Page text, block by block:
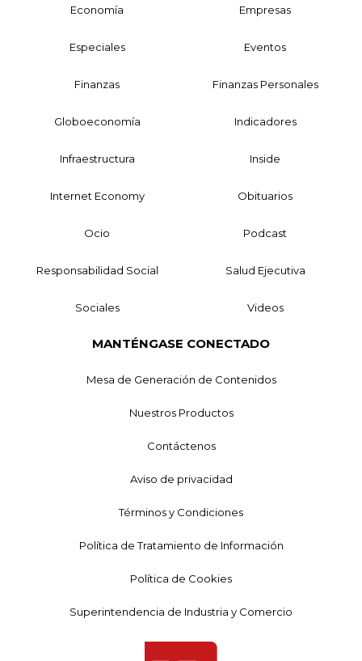
Economía Empresas
Especiales Eventos
Finanzas Finanzas Personales
Globoeconomía Indicadores
Infraestructura Inside
Internet Economy Obituarios
Ocio Podcast
Responsabilidad Social Salud Ejecutiva
Sociales Videos
MANTÉNGASE CONECTADO
Mesa de Generación de Contenidos
Nuestros Productos
Contáctenos
Aviso de privacidad
Términos y Condiciones
Política de Tratamiento de Información
Política de Cookies
Superintendencia de Industria y Comercio